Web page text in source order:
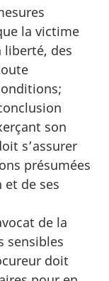
la victime
liberté, des
son
s’assurer
présumées
et de ses
de la
sensibles
doit